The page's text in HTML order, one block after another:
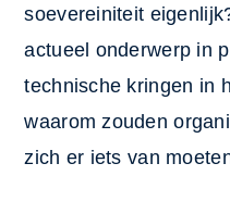
soevereiniteit
actueel onderwerp in
technische kringen in
waarom zouden
zich er iets van